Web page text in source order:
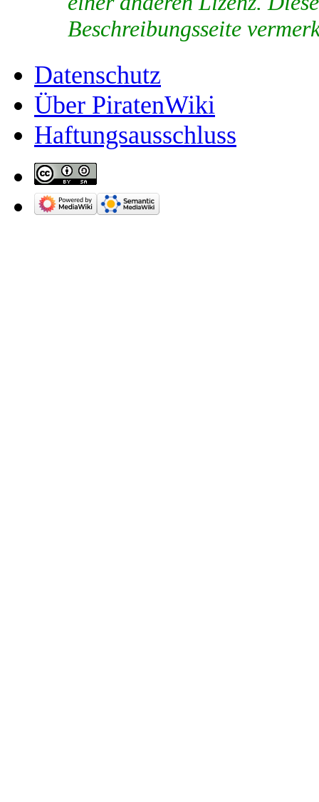
Beschreibungsseite
Datenschutz
Über PiratenWiki
Haftungsausschluss